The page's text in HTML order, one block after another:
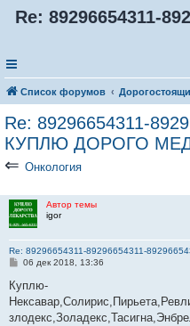
Re: 89296654311-
Список форумов
Re: 89296654311-
КУПЛЮ ДОРОГО
⇐ Онкология
Автор темы
igor
Re: 89296654311-89296654311-
С
о
б
щ
е
06 дек 2018, 13:36
Куплю-